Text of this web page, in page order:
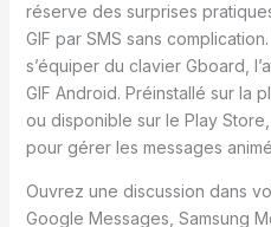
réserve des surprises
GIF par SMS sans
s’équiper du clavier Gboard,
GIF Android. Préinstallé sur la
ou disponible sur le Play
pour gérer les messages
Ouvrez une discussion dans
Google Messages, Samsung